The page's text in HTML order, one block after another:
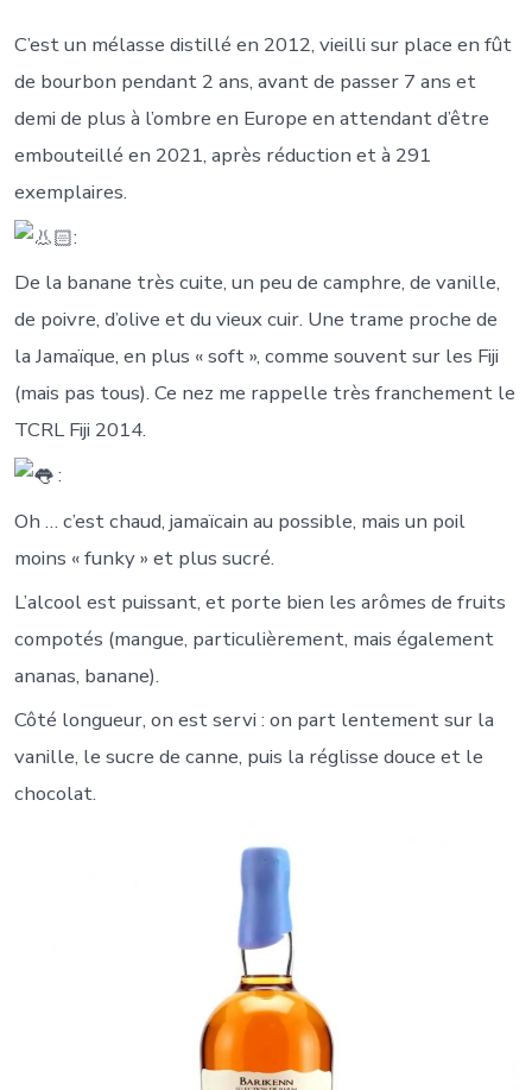
C’est un mélasse distillé en 2012, vieilli sur place en fût
de bourbon pendant 2 ans, avant de passer 7 ans et
demi de plus à l’ombre en Europe en attendant d’être
embouteillé en 2021, après réduction et à 291
exemplaires.
:
De la banane très cuite, un peu de camphre, de vanille,
de poivre, d’olive et du vieux cuir. Une trame proche de
la Jamaïque, en plus « soft », comme souvent sur les Fiji
(mais pas tous). Ce nez me rappelle très franchement le
TCRL Fiji 2014.
:
Oh … c’est chaud, jamaïcain au possible, mais un poil
moins « funky » et plus sucré.
L’alcool est puissant, et porte bien les arômes de fruits
compotés (mangue, particulièrement, mais également
ananas, banane).
Côté longueur, on est servi : on part lentement sur la
vanille, le sucre de canne, puis la réglisse douce et le
chocolat.